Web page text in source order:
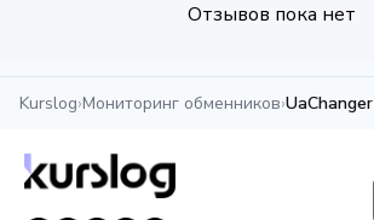
Отзывов пока нет
Kurslog›Мониторинг обменников›UaChanger